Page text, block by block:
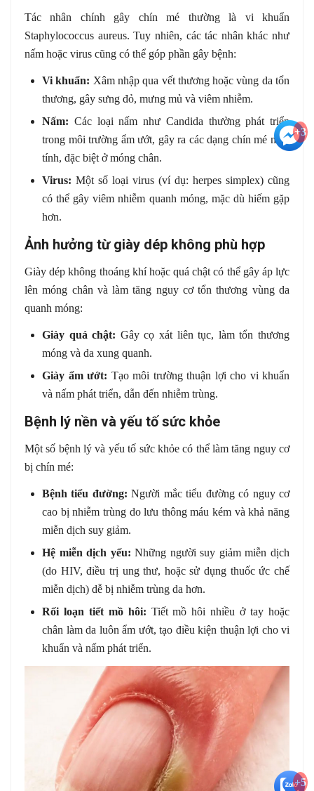
Tác nhân chính gây chín mé thường là vi khuẩn
Staphylococcus aureus. Tuy nhiên, các tác nhân khác như
nấm hoặc virus cũng có thể góp phần gây bệnh:
Vi khuẩn: Xâm nhập qua vết thương hoặc vùng da tổn
thương, gây sưng đỏ, mưng mủ và viêm nhiễm.
Nấm: Các loại nấm như Candidathường phát triển
trong môi trường ẩm ướt, gây ra các dạng chín mé mãn
tính, đặc biệt ở móng chân.
Virus: Một số loại virus (ví dụ: herpes simplex) cũng
có thể gây viêm nhiễm quanh móng, mặc dù hiếm gặp
hơn.
Ảnh hưởng từ giày dép không phù hợp
Giày dép không thoáng khí hoặc quá chật có thể gây áp lực
lên móng chân và làm tăng nguy cơ tổn thương vùng da
quanh móng:
Giày quá chật: Gây cọ xát liên tục, làm tổn thương
móng và da xung quanh.
Giày ẩm ướt: Tạo môi trường thuận lợi cho vi khuẩn
và nấm phát triển, dẫn đến nhiễm trùng.
Bệnh lý nền và yếu tố sức khỏe
Một số bệnh lý và yếu tố sức khỏe có thể làm tăng nguy cơ
bị chín mé:
Bệnh tiểu đường: Người mắc tiểu đường có nguy cơ
cao bị nhiễm trùng do lưu thông máu kém và khả năng
miễn dịch suy giảm.
Hệ miễn dịch yếu: Những người suy giảm miễn dịch
(do HIV, điều trị ung thư, hoặc sử dụng thuốc ức chế
miễn dịch) dễ bị nhiễm trùng da hơn.
Rối loạn tiết mồ hôi: Tiết mồ hôi nhiều ở tay hoặc
chân làm da luôn ẩm ướt, tạo điều kiện thuận lợi cho vi
khuẩn và nấm phát triển.
+3
+5